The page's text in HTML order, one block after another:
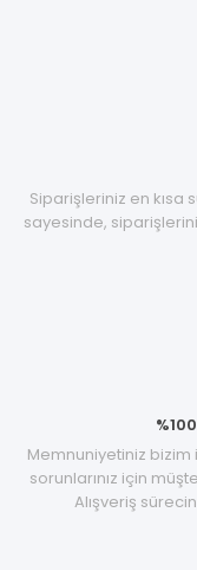
Siparişleriniz en kısa
sayesinde,
Memnuniyetiniz bizim
sorunlarınız için
Alışveriş